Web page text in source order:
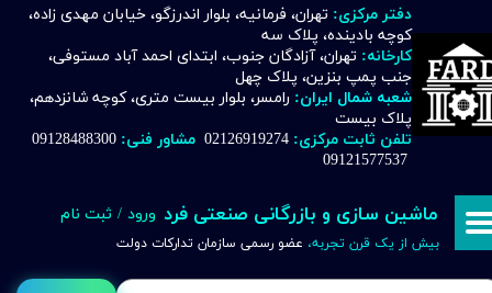
دفتر مرکزی: تهران، فرمانیه، بلوار اندرزگو، خیابان مهدی زاده،
کوچه بادینده، پلاک سه
کارخانه: تهران، آزادگان جنوب، ابتدای احمد آباد مستوفی،
جنب پمپ بنزین، پلاک چهل
شعبه شمال ایران: رامسر، بلوار بیست متری، کوچه شانزدهم،
پلاک بیست
تلفن ثابت مرکزی: 02126919274 مشاور فنی:
09121577537
ماشین سازی و بازرگانی صنعتی فرد
بیش از یک قرن تجربه، عضو رسمی سازمان تدارکات دولت
ورود / ثبت نام
حساب کاربری من
تغییر گذر واژه
خروج از حساب کاربری